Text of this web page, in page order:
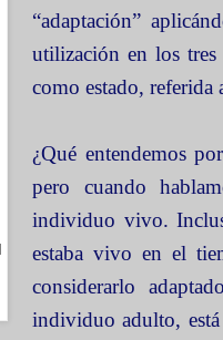
“adaptación”
utilización en los tres
como estado,
¿Qué entendemos
pero cuando
individuo vivo.
estaba vivo en el
considerarlo
individuo adulto,